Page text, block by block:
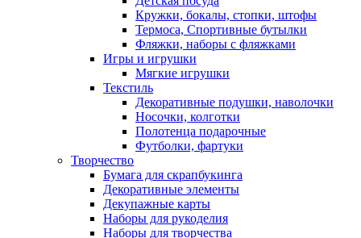
Кружки, бокалы, стопки, штофы
Термоса, Спортивные бутылки
Фляжки, наборы с фляжками
Игры и игрушки
Мягкие игрушки
Текстиль
Декоративные подушки, наволочки
Носочки, колготки
Полотенца подарочные
Футболки, фартуки
Творчество
Бумага для скрапбукинга
Декоративные элементы
Декупажные карты
Наборы для рукоделия
Наборы для творчества